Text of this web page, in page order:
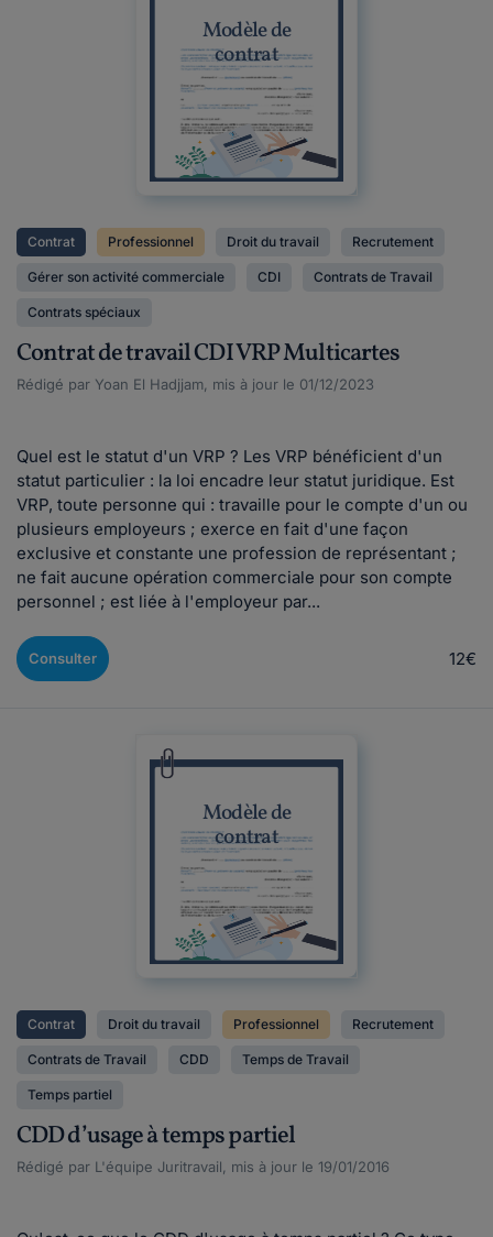
Modèle de
contrat
Contrat Professionnel Droit du travail Recrutement
Gérer son activité commerciale CDI Contrats de Travail
Contrats spéciaux
Contrat de travail CDI VRP Multicartes
Rédigé par Yoan El Hadjjam, mis à jour le 01/12/2023
Quel est le statut d'un VRP ? Les VRP bénéficient d'un
statut particulier : la loi encadre leur statut juridique. Est
VRP, toute personne qui : travaille pour le compte d'un ou
plusieurs employeurs ; exerce en fait d'une façon
exclusive et constante une profession de représentant ;
ne fait aucune opération commerciale pour son compte
personnel ; est liée à l'employeur par...
Consulter 12€
Modèle de
contrat
Contrat Droit du travail Professionnel Recrutement
Contrats de Travail CDD Temps de Travail
Temps partiel
CDD d’usage à temps partiel
Rédigé par L'équipe Juritravail, mis à jour le 19/01/2016